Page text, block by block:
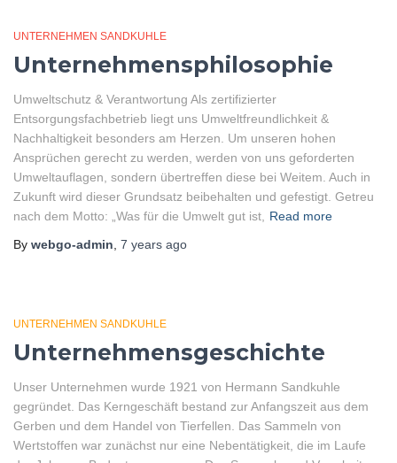
UNTERNEHMEN SANDKUHLE
Unternehmensphilosophie
Umweltschutz & Verantwortung Als zertifizierter
Entsorgungsfachbetrieb liegt uns Umweltfreundlichkeit &
Nachhaltigkeit besonders am Herzen. Um unseren hohen
Ansprüchen gerecht zu werden, werden von uns geforderten
Umweltauflagen, sondern übertreffen diese bei Weitem. Auch in
Zukunft wird dieser Grundsatz beibehalten und gefestigt. Getreu
nach dem Motto: „Was für die Umwelt gut ist,
Read more
By webgo-admin 7 years ago
UNTERNEHMEN SANDKUHLE
Unternehmensgeschichte
Unser Unternehmen wurde 1921 von Hermann Sandkuhle
gegründet. Das Kerngeschäft bestand zur Anfangszeit aus dem
Gerben und dem Handel von Tierfellen. Das Sammeln von
Wertstoffen war zunächst nur eine Nebentätigkeit, die im Laufe